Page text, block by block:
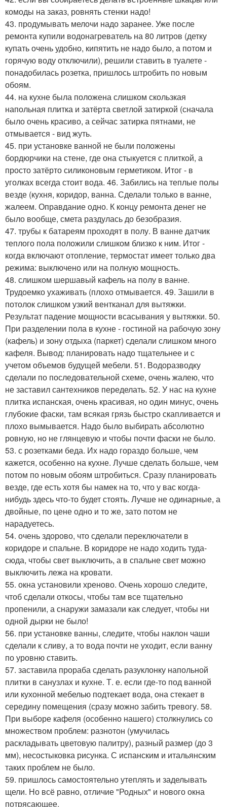
комоды на заказ, ровнять стенки надо!
43. продумывать мелочи надо заранее. Уже после
ремонта купили водонагреватель на 80 литров (детку
купать очень удобно, кипятить не надо было, а потом и
горячую воду отключили), решили ставить в туалете -
понадобилась розетка, пришлось штробить по новым
обоям.
44. на кухне была положена слишком скользкая
напольная плитка и затёрта светлой затиркой (сначала
было очень красиво, а сейчас затирка пятнами, не
отмывается - вид жуть.
45. при установке ванной не были положены
бордюрчики на стене, где она стыкуется с плиткой, а
просто затёрто силиконовым герметиком. Итог - в
уголках всегда стоит вода. 46. Забились на теплые полы
везде (кухня, коридор, ванна. Сделали только в ванне,
жалеем. Оправдание одно. К концу ремонта денег не
было вообще, смета раздулась до безобразия.
47. трубы к батареям проходят в полу. В ванне датчик
теплого пола положили слишком близко к ним. Итог -
когда включают отопление, термостат имеет только два
режима: выключено или на полную мощность.
48. слишком шершавый кафель на полу в ванне.
Трудоемко ухаживать (плохо отмывается. 49. Зашили в
потолок слишком узкий вентканал для вытяжки.
Результат падение мощности всасывания у вытяжки. 50.
При разделении пола в кухне - гостиной на рабочую зону
(кафель) и зону отдыха (паркет) сделали слишком много
кафеля. Вывод: планировать надо тщательнее и с
учетом объемов будущей мебели. 51. Водоразводку
сделали по последовательной схеме, очень жалею, что
не заставил сантехников переделать. 52. У нас на кухне
плитка испанская, очень красивая, но один минус, очень
глубокие фаски, там всякая грязь быстро скапливается и
плохо вымывается. Надо было выбирать абсолютно
ровную, но не глянцевую и чтобы почти фаски не было.
53. с розетками беда. Их надо гораздо больше, чем
кажется, особенно на кухне. Лучше сделать больше, чем
потом по новым обоям штробиться. Сразу планировать
везде, где есть хотя бы намек на то, что у вас когда-
нибудь здесь что-то будет стоять. Лучше не одинарные, а
двойные, по цене одно и то же, зато потом не
нарадуетесь.
54. очень здорово, что сделали переключатели в
коридоре и спальне. В коридоре не надо ходить туда-
сюда, чтобы свет выключить, а в спальне свет можно
выключить лежа на кровати.
55. окна установили хреново. Очень хорошо следите,
чтоб сделали откосы, чтобы там все тщательно
пропенили, а снаружи замазали как следует, чтобы ни
одной дырки не было!
56. при установке ванны, следите, чтобы наклон чаши
сделали к сливу, а то вода почти не уходит, если ванну
по уровню ставить.
57. заставила прораба сделать разуклонку напольной
плитки в санузлах и кухне. Т. е. если где-то под ванной
или кухонной мебелью подтекает вода, она стекает в
середину помещения (сразу можно забить тревогу. 58.
При выборе кафеля (особенно нашего) столкнулись со
множеством проблем: разнотон (умучилась
раскладывать цветовую палитру), разный размер (до 3
мм), несостыковка рисунка. С испанским и итальянским
таких проблем не было.
59. пришлось самостоятельно утеплять и заделывать
щели. Но всё равно, отличие "Родных" и нового окна
потрясающее.